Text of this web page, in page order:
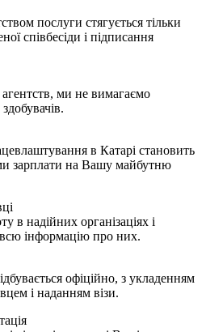
послуги стягується тільки
співбесіди і підписання
ми не вимагаємо
в Катарі становить
зарплати на Вашу майбутню
в надійних організаціях і
інформацію про них.
офіційно, з укладенням
і наданням візи.